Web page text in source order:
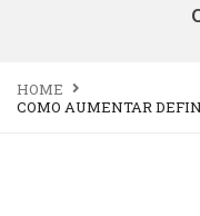
HOME
COMO AUMENTAR